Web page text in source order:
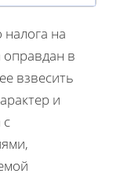
на
в
взвесить
и